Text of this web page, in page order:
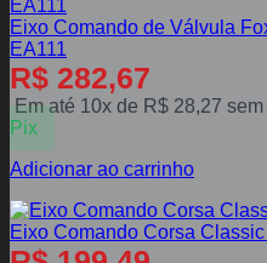
Eixo Comando de Válvula
EA111
R$ 282,67
Em até 10x de R$ 28,27
Pix
Adicionar ao carrinho
Eixo Comando Corsa